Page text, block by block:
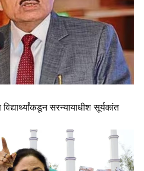
विद्यार्थ्यांकडून सरन्यायाधीश सूर्यकांत